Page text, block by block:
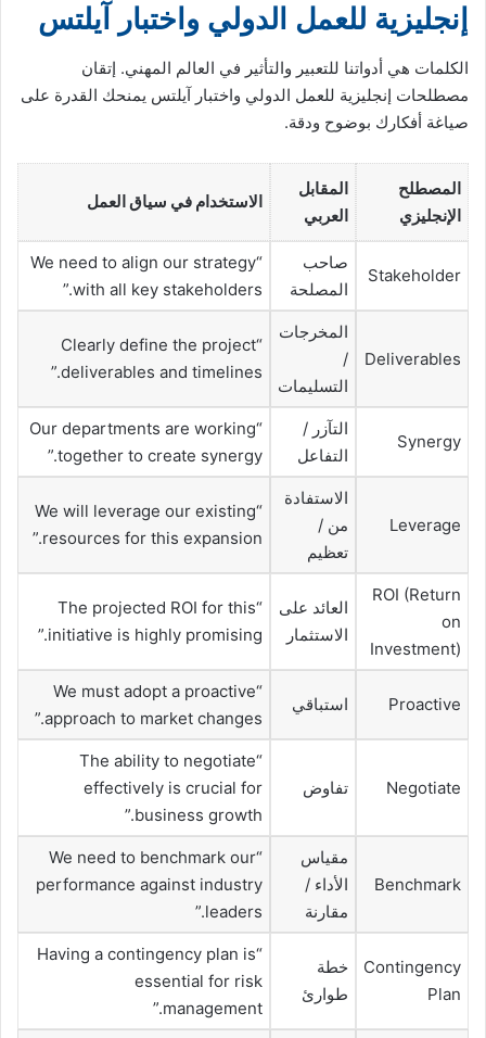
إنجليزية للعمل الدولي واختبار آيلتس
الكلمات هي أدواتنا للتعبير والتأثير في العالم المهني. إتقان
مصطلحات إنجليزية للعمل الدولي واختبار آيلتس يمنحك القدرة على
صياغة أفكارك بوضوح ودقة.
المصطلح
الإنجليزي
المقابل
العربي
الاستخدام في سياق العمل
Stakeholder
صاحب
المصلحة
“We need to align our strategy
with all key stakeholders.”
Deliverables
المخرجات
/
التسليمات
“Clearly define the project
deliverables and timelines.”
Synergy
التآزر /
التفاعل
“Our departments are working
together to create synergy.”
Leverage
الاستفادة
من /
تعظيم
“We will leverage our existing
resources for this expansion.”
ROI (Return
on
Investment)
العائد على
الاستثمار
“The projected ROI for this
initiative is highly promising.”
Proactive استباقي
“We must adopt a proactive
approach to market changes.”
Negotiate تفاوض
“The ability to negotiate
effectively is crucial for
business growth.”
Benchmark
مقياس
الأداء /
مقارنة
“We need to benchmark our
performance against industry
leaders.”
Contingency
Plan
خطة
طوارئ
“Having a contingency plan is
essential for risk
management.”